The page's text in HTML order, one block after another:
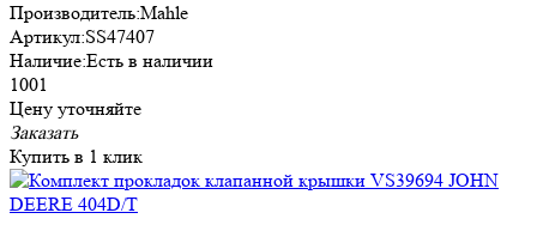
Производитель:Mahle
Артикул:SS47407
Наличие:Есть в наличии
1001
Цену уточняйте
Заказать
Купить в 1 клик